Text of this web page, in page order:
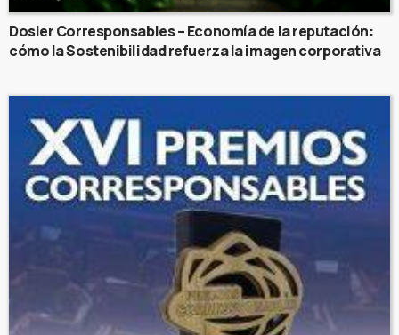
Dosier Corresponsables – Economía de la reputación:
cómo la Sostenibilidad refuerza la imagen corporativa